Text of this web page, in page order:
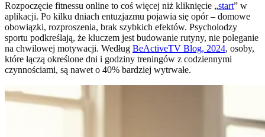
Rozpoczęcie fitnessu online to coś więcej niż kliknięcie „start” w
aplikacji. Po kilku dniach entuzjazmu pojawia się opór – domowe
obowiązki, rozproszenia, brak szybkich efektów. Psycholodzy
sportu podkreślają, że kluczem jest budowanie rutyny, nie poleganie
na chwilowej motywacji. Według BeActiveTV Blog, 2024, osoby,
które łączą określone dni i godziny treningów z codziennymi
czynnościami, są nawet o 40% bardziej wytrwałe.